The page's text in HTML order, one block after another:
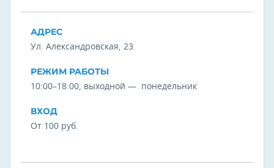
АДРЕС
Ул. Александровская, 23
РЕЖИМ РАБОТЫ
10:00–18:00, выходной — понедельник
ВХОД
От 100 руб.